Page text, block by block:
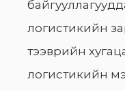
логистикийн
тээврийн
логистикийн